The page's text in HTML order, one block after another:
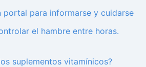
portal para informarse y cuidarse
el hambre entre horas.
suplementos vitamínicos?